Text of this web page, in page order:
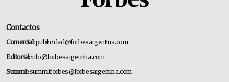
Contactos
Comercial:publicidad@forbesargentina.com
Editorial:info@forbesargentina.com
Summit:summitforbes@forbesargentina.com